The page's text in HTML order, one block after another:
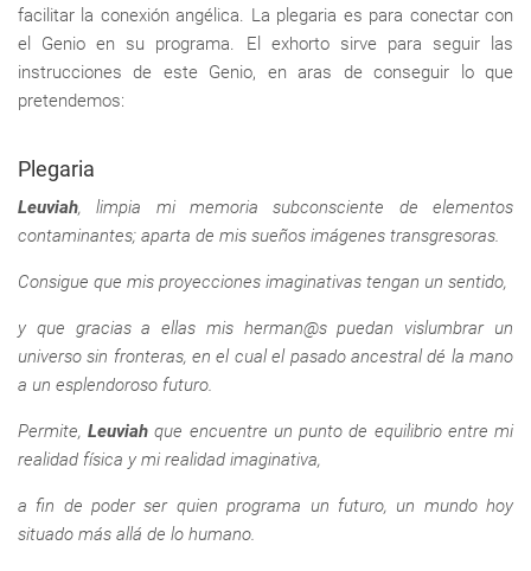
facilitar la conexión angélica. La plegaria es para conectar con
el Genio en su programa. El exhorto sirve para seguir las
instrucciones de este Genio, en aras de conseguir lo que
pretendemos:
Plegaria
Leuviah, limpia mi memoria subconsciente de elementos
contaminantes; aparta de mis sueños imágenes transgresoras.
Consigue que mis proyecciones imaginativas tengan un sentido,
y que gracias a ellas mis herman@s puedan vislumbrar un
universo sin fronteras, en el cual el pasado ancestral dé la mano
a un esplendoroso futuro.
Permite,Leuviah que encuentre un punto de equilibrio entre mi
realidad física y mi realidad imaginativa,
a fin de poder ser quien programa un futuro, un mundo hoy
situado más allá de lo humano.